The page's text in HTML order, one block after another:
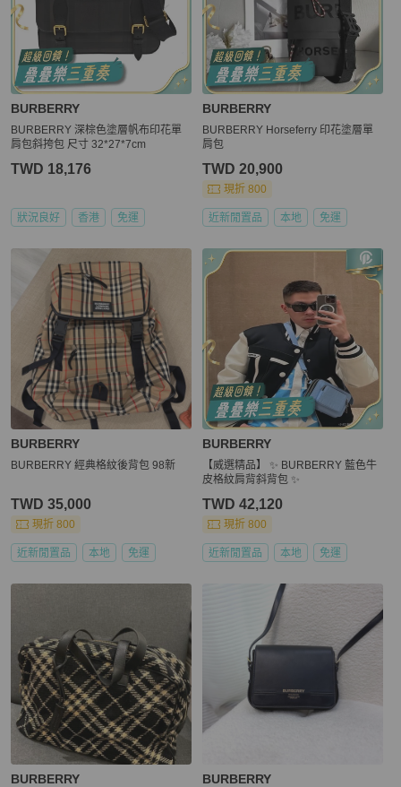
BURBERRY
BURBERRY 深棕色塗層帆布印花單
肩包斜挎包 尺寸 32*27*7cm
TWD 18,176
狀況良好 香港 免運
BURBERRY
BURBERRY Horseferry 印花塗層單
肩包
TWD 20,900
現折 800
近新閒置品 本地 免運
BURBERRY
BURBERRY 經典格紋後背包 98新
TWD 35,000
現折 800
近新閒置品 本地 免運
BURBERRY
【威選精品】 ✨ BURBERRY 藍色牛
皮格紋肩背斜背包 ✨
TWD 42,120
現折 800
近新閒置品 本地 免運
BURBERRY BURBERRY